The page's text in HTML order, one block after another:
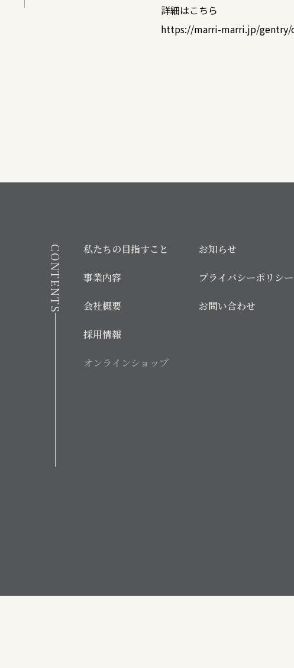
詳細はこちら
https://marri-marri.jp/gentry/
CONTENTS 私たちの目指すこと
事業内容
会社概要
採用情報
オンラインショップ
お知らせ
プライバシーポリシー
お問い合わせ